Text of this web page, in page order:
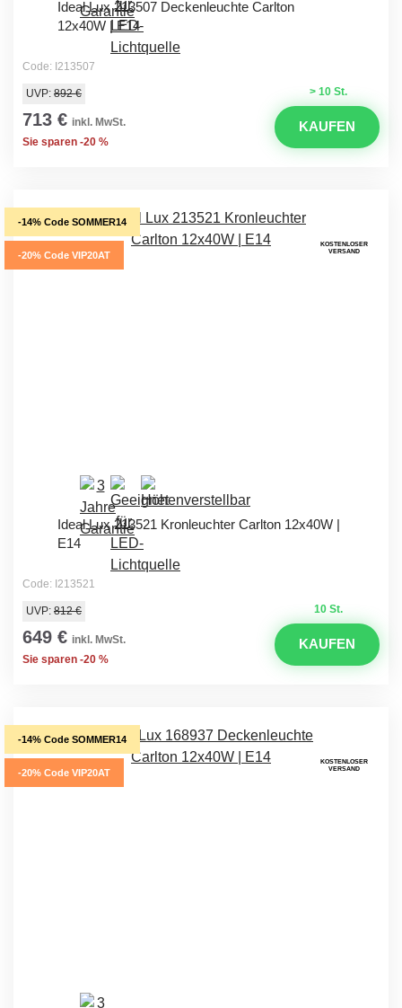
Ideal Lux 213507 Deckenleuchte Carlton
12x40W | E14
Code: I213507
> 10 St.
UVP: 892 €
713 € inkl. MwSt.
Sie sparen -20 %
KAUFEN
-14% Code SOMMER14
-20% Code VIP20AT
KOSTENLOSER
VERSAND
Ideal Lux 213521 Kronleuchter Carlton 12x40W |
E14
Code: I213521
10 St.
UVP: 812 €
649 € inkl. MwSt.
Sie sparen -20 %
KAUFEN
-14% Code SOMMER14
-20% Code VIP20AT
KOSTENLOSER
VERSAND